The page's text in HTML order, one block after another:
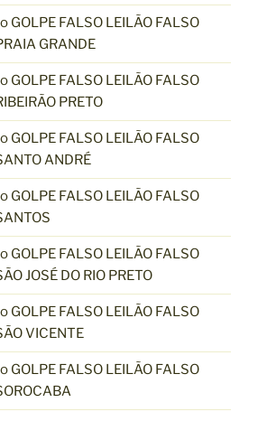
GOLPE FALSO LEILÃO FALSO
GRANDE
GOLPE FALSO LEILÃO FALSO
PRETO
GOLPE FALSO LEILÃO FALSO
ANDRÉ
GOLPE FALSO LEILÃO FALSO
GOLPE FALSO LEILÃO FALSO
JOSÉ DO RIO PRETO
GOLPE FALSO LEILÃO FALSO
VICENTE
GOLPE FALSO LEILÃO FALSO